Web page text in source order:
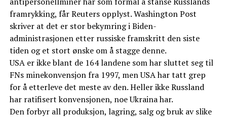
framrykking, får Reuters opplyst. Washington Post
skriver at det er stor bekymring i Biden-
administrasjonen etter russiske framskritt den siste
tiden og et stort ønske om å stagge denne.
USA er ikke blant de 164 landene som har sluttet seg til
FNs minekonvensjon fra 1997, men USA har tatt grep
for å etterleve det meste av den. Heller ikke Russland
har ratifisert konvensjonen, noe Ukraina har.
Den forbyr all produksjon, lagring, salg og bruk av slike